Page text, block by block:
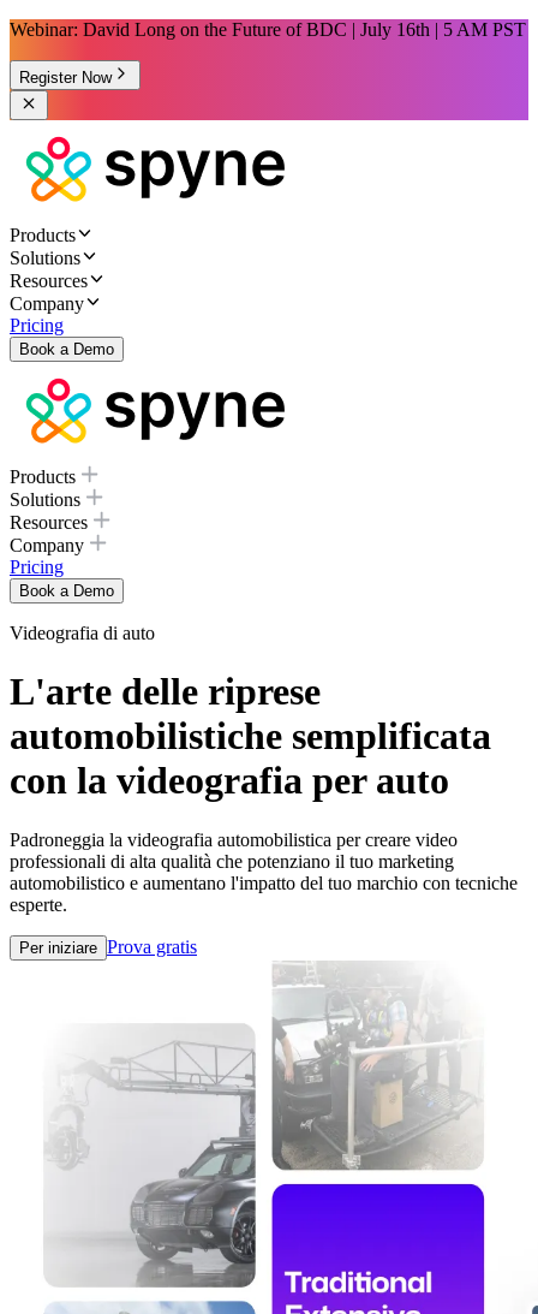
Webinar: David Long on the Future of BDC | July 16th | 5 AM PST
Register Now
Products
Solutions
Resources
Company
Pricing
Book a Demo
Products
Solutions
Resources
Company
Pricing
Book a Demo
Videografia di auto
L'arte delle riprese
automobilistiche semplificata
con la videografia per auto
Padroneggia la videografia automobilistica per creare video
professionali di alta qualità che potenziano il tuo marketing
automobilistico e aumentano l'impatto del tuo marchio con tecniche
esperte.
Per iniziare Prova gratis